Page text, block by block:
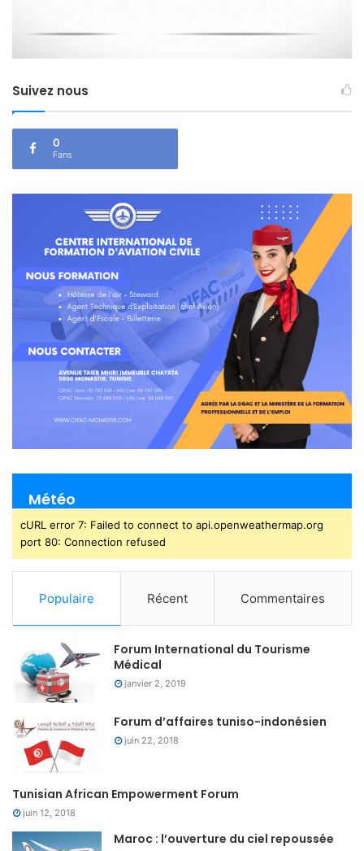
Suivez nous
0
Fans
Météo
cURL error 7: Failed to connect to api.openweathermap.org
port 80: Connection refused
Populaire Récent Commentaires
Forum International du Tourisme
Médical
janvier 2, 2019
Forum d’affaires tuniso-indonésien
juin 22, 2018
Tunisian African Empowerment Forum
juin 12, 2018
Maroc : l’ouverture du ciel repoussée